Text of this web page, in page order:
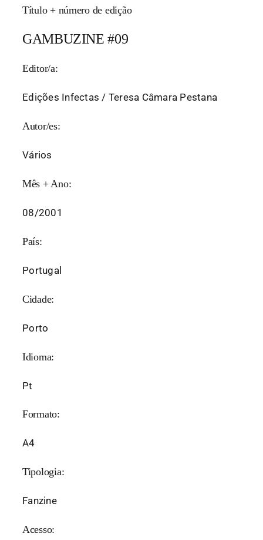
Título + número de edição
GAMBUZINE #09
Editor/a:
Edições Infectas / Teresa Câmara Pestana
Autor/es:
Vários
Mês + Ano:
08/2001
País:
Portugal
Cidade:
Porto
Idioma:
Pt
Formato:
A4
Tipologia:
Fanzine
Acesso: